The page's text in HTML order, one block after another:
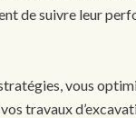
de suivre leur
vous
travaux